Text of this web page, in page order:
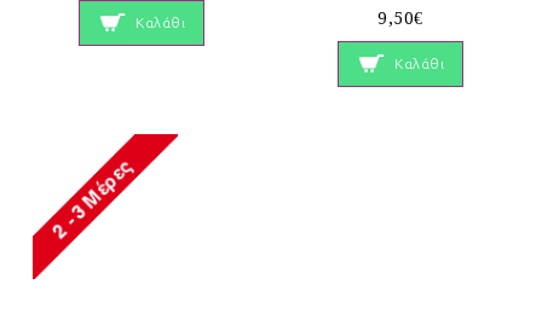
Καλάθι
9,50€
Καλάθι